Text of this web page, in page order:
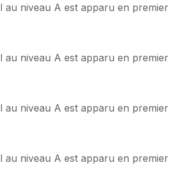
niveau A est apparu en premier
niveau A est apparu en premier
niveau A est apparu en premier
niveau A est apparu en premier